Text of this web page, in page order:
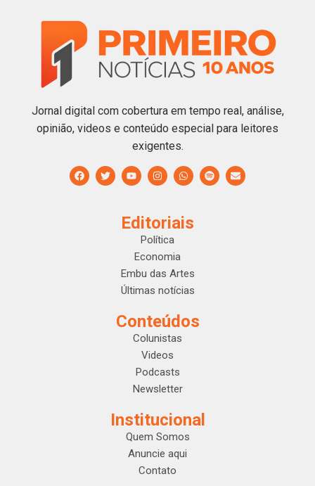
Jornal digital com cobertura em tempo real, análise,
opinião, videos e conteúdo especial para leitores
exigentes.
Editoriais
Política
Economia
Embu das Artes
Últimas notícias
Conteúdos
Colunistas
Videos
Podcasts
Newsletter
Institucional
Quem Somos
Anuncie aqui
Contato